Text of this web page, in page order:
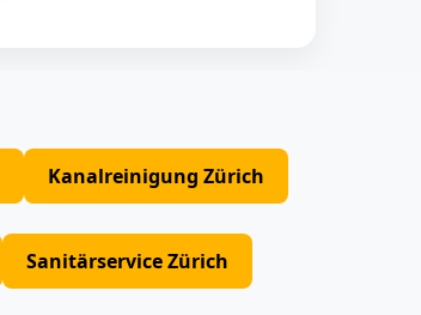
Kanalreinigung Zürich
Sanitärservice Zürich